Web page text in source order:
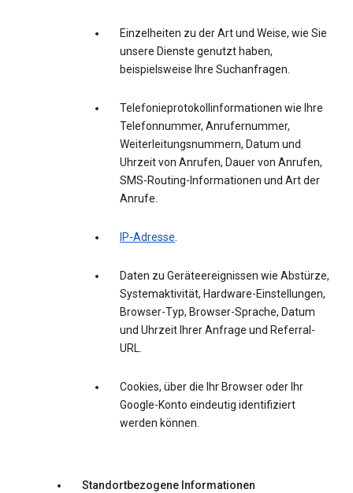
Einzelheiten zu der Art und Weise, wie Sie
unsere Dienste genutzt haben,
beispielsweise Ihre Suchanfragen.
Telefonieprotokollinformationen wie Ihre
Telefonnummer, Anrufernummer,
Weiterleitungsnummern, Datum und
Uhrzeit von Anrufen, Dauer von Anrufen,
SMS-Routing-Informationen und Art der
Anrufe.
IP-Adresse.
Daten zu Geräteereignissen wie Abstürze,
Systemaktivität, Hardware-Einstellungen,
Browser-Typ, Browser-Sprache, Datum
und Uhrzeit Ihrer Anfrage und Referral-
URL.
Cookies, über die Ihr Browser oder Ihr
Google-Konto eindeutig identifiziert
werden können.
Standortbezogene Informationen